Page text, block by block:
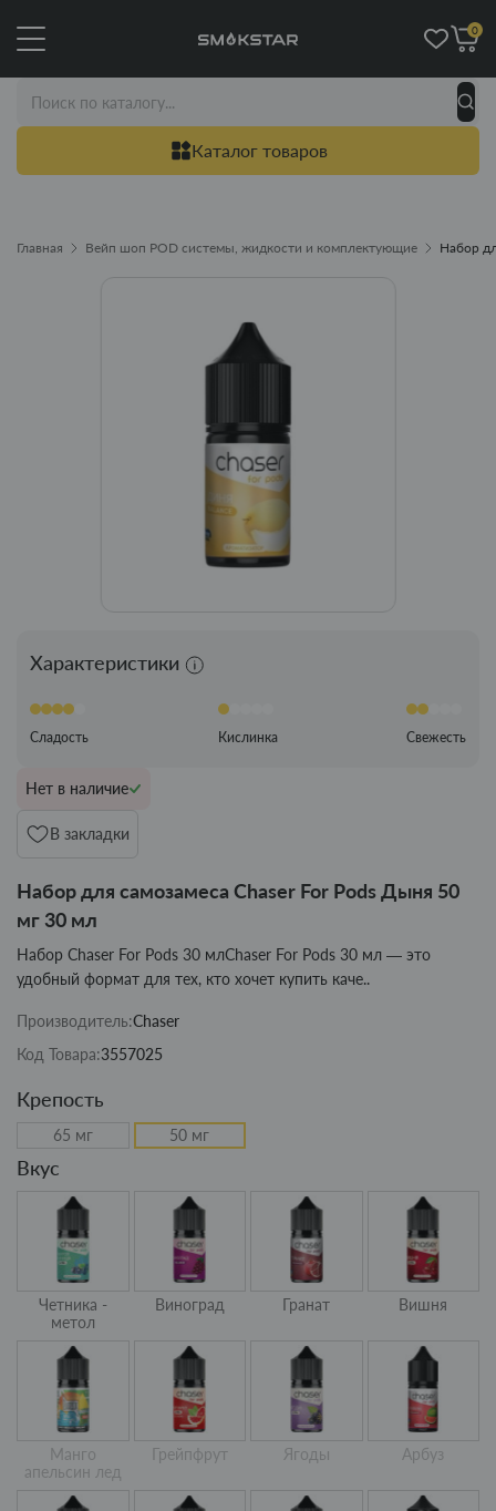
Каталог товаров
0
Главная Вейп шоп POD системы, жидкости и комплектующие Набор
Характеристики
Сладость Кислинка Свежесть
Нет в наличие
В закладки
Набор для самозамеса Chaser For Pods Дыня 50
мг 30 мл
Набор Chaser For Pods 30 млChaser For Pods 30 мл — это
удобный формат для тех, кто хочет купить каче..
Производитель:Chaser
Код Товара:3557025
Крепость
65 мг 50 мг
Вкус
Четника -
метол
Виноград Гранат Вишня
Манго
апельсин лед
Грейпфрут Ягоды Арбуз